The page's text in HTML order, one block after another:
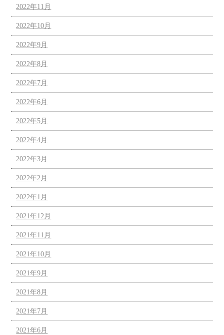
2022年11月
2022年10月
2022年9月
2022年8月
2022年7月
2022年6月
2022年5月
2022年4月
2022年3月
2022年2月
2022年1月
2021年12月
2021年11月
2021年10月
2021年9月
2021年8月
2021年7月
2021年6月